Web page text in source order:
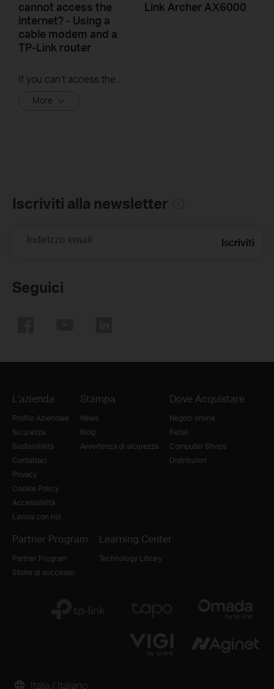
cannot access the
internet? - Using a
cable modem and a
TP-Link router
More
Link Archer AX6000
Iscriviti alla newsletter
Indirizzo email Iscriviti
Seguici
L'azienda
Profilo Aziendale
Sicurezza
Sostenibilità
Contattaci
Privacy
Cookie Policy
Accessibilità
Lavora con noi
Stampa
News
Blog
Avvertenza di sicurezza
Dove Acquistare
Negozi online
Retail
Computer Shops
Distributori
Partner Program
Partner Program
Storie di successo
Learning Center
Technology Library
Italia / Italiano